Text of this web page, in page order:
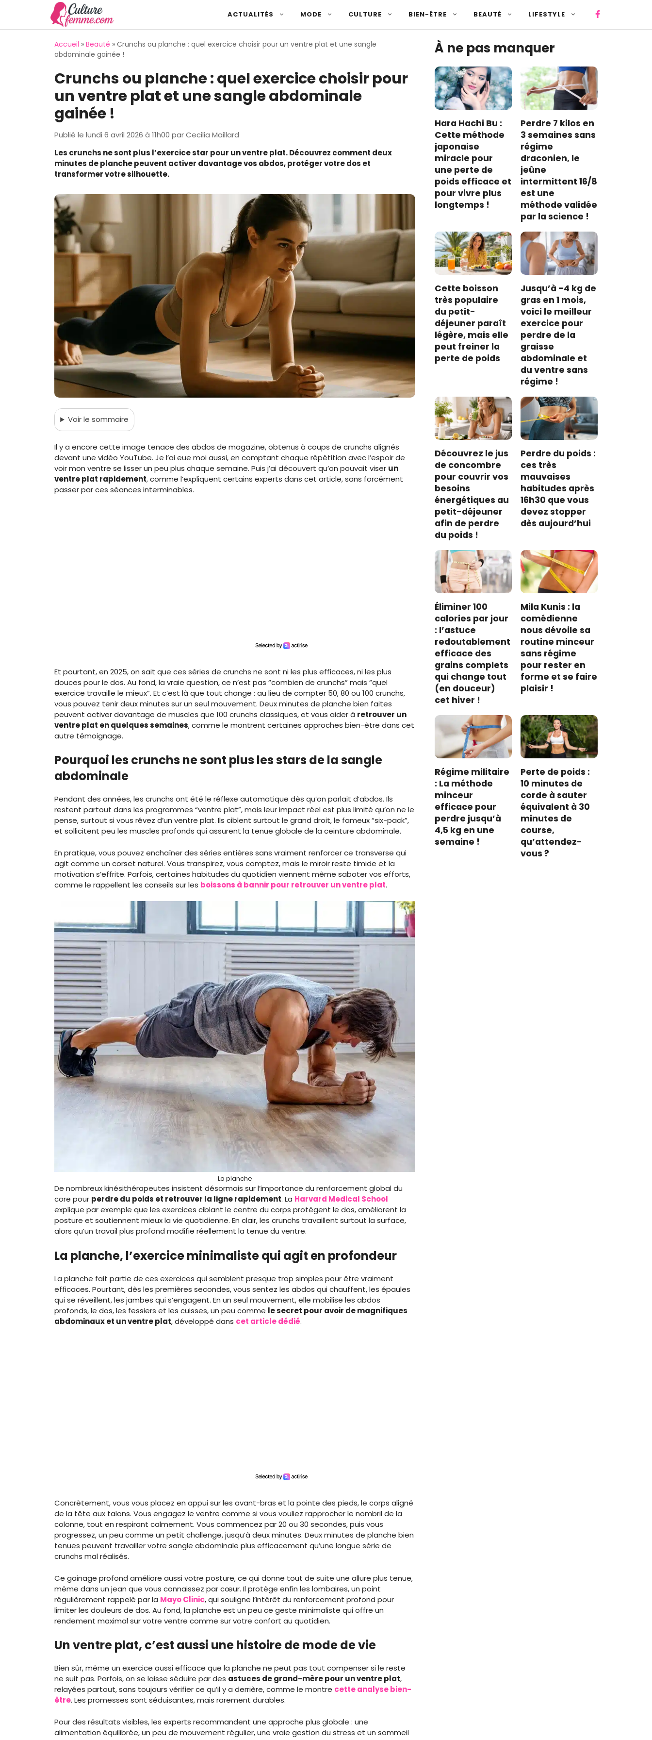
ACTUALITÉS MODE CULTURE BIEN-ÊTRE BEAUTÉ LIFESTYLE
Accueil » Beauté » Crunchs ou planche : quel exercice choisir pour un ventre plat et une sangle
abdominale gainée !
Crunchs ou planche : quel exercice choisir pour
un ventre plat et une sangle abdominale
gainée !
Publié le lundi 6 avril 2026 à 11h00 parCecilia Maillard
Les crunchs ne sont plus l’exercice star pour un ventre plat. Découvrez comment deux
minutes de planche peuvent activer davantage vos abdos, protéger votre dos et
transformer votre silhouette.
Voirle sommaire
Il y a encore cette image tenace des abdos de magazine, obtenus à coups de crunchs alignés
devant une vidéo YouTube. Je l’ai eue moi aussi, en comptant chaque répétition avec l’espoir de
voir mon ventre se lisser un peu plus chaque semaine. Puis j’ai découvert qu’on pouvait viser un
ventre plat rapidement, comme l’expliquent certains experts dans cet article, sans forcément
passer par ces séances interminables.
Et pourtant, en 2025, on sait que ces séries de crunchs ne sont ni les plus efficaces, ni les plus
douces pour le dos. Au fond, la vraie question, ce n’est pas “combien de crunchs” mais “quel
exercice travaille le mieux”. Et c’est là que tout change : au lieu de compter 50, 80 ou 100 crunchs,
vous pouvez tenir deux minutes sur un seul mouvement. Deux minutes de planche bien faites
peuvent activer davantage de muscles que 100 crunchs classiques, et vous aider à retrouver un
ventre plat en quelques semaines, comme le montrent certaines approches bien-être dans cet
autre témoignage.
Pourquoi les crunchs ne sont plus les stars de la sangle
abdominale
Pendant des années, les crunchs ont été le réflexe automatique dès qu’on parlait d’abdos. Ils
restent partout dans les programmes “ventre plat”, mais leur impact réel est plus limité qu’on ne le
pense, surtout si vous rêvez d’un ventre plat. Ils ciblent surtout le grand droit, le fameux “six-pack”,
et sollicitent peu les muscles profonds qui assurent la tenue globale de la ceinture abdominale.
En pratique, vous pouvez enchaîner des séries entières sans vraiment renforcer ce transverse qui
agit comme un corset naturel. Vous transpirez, vous comptez, mais le miroir reste timide et la
motivation s’effrite. Parfois, certaines habitudes du quotidien viennent même saboter vos efforts,
comme le rappellent les conseils sur les boissons à bannir pour retrouver un ventre plat.
La planche
De nombreux kinésithérapeutes insistent désormais sur l’importance du renforcement global du
core pour perdre du poids et retrouver la ligne rapidement. La Harvard Medical School
explique par exemple que les exercices ciblant le centre du corps protègent le dos, améliorent la
posture et soutiennent mieux la vie quotidienne. En clair, les crunchs travaillent surtout la surface,
alors qu’un travail plus profond modifie réellement la tenue du ventre.
La planche, l’exercice minimaliste qui agit en profondeur
La planche fait partie de ces exercices qui semblent presque trop simples pour être vraiment
efficaces. Pourtant, dès les premières secondes, vous sentez les abdos qui chauffent, les épaules
qui se réveillent, les jambes qui s’engagent. En un seul mouvement, elle mobilise les abdos
profonds, le dos, les fessiers et les cuisses, un peu comme le secret pour avoir de magnifiques
abdominaux et un ventre plat, développé dans cet article dédié.
Concrètement, vous vous placez en appui sur les avant-bras et la pointe des pieds, le corps aligné
de la tête aux talons. Vous engagez le ventre comme si vous vouliez rapprocher le nombril de la
colonne, tout en respirant calmement. Vous commencez par 20 ou 30 secondes, puis vous
progressez, un peu comme un petit challenge, jusqu’à deux minutes. Deux minutes de planche bien
tenues peuvent travailler votre sangle abdominale plus efficacement qu’une longue série de
crunchs mal réalisés.
Ce gainage profond améliore aussi votre posture, ce qui donne tout de suite une allure plus tenue,
même dans un jean que vous connaissez par cœur. Il protège enfin les lombaires, un point
régulièrement rappelé par la Mayo Clinic, qui souligne l’intérêt du renforcement profond pour
limiter les douleurs de dos. Au fond, la planche est un peu ce geste minimaliste qui offre un
rendement maximal sur votre ventre comme sur votre confort au quotidien.
Un ventre plat, c’est aussi une histoire de mode de vie
Bien sûr, même un exercice aussi efficace que la planche ne peut pas tout compenser si le reste
ne suit pas. Parfois, on se laisse séduire par des astuces de grand-mère pour un ventre plat,
relayées partout, sans toujours vérifier ce qu’il y a derrière, comme le montre cette analyse bien-
être. Les promesses sont séduisantes, mais rarement durables.
Pour des résultats visibles, les experts recommandent une approche plus globale : une
alimentation équilibrée, un peu de mouvement régulier, une vraie gestion du stress et un sommeil
À ne pas manquer
Hara Hachi Bu :
Cette méthode
japonaise
miracle pour
une perte de
poids efficace et
pour vivre plus
longtemps !
Perdre 7 kilos en
3 semaines sans
régime
draconien, le
jeûne
intermittent 16/8
est une
méthode validée
par la science !
Cette boisson
très populaire
du petit-
déjeuner paraît
légère, mais elle
peut freiner la
perte de poids
Jusqu’à -4 kg de
gras en 1 mois,
voici le meilleur
exercice pour
perdre de la
graisse
abdominale et
du ventre sans
régime !
Découvrez le jus
de concombre
pour couvrir vos
besoins
énergétiques au
petit-déjeuner
afin de perdre
du poids !
Perdre du poids :
ces très
mauvaises
habitudes après
16h30 que vous
devez stopper
dès aujourd’hui
Éliminer 100
calories par jour
: l’astuce
redoutablement
efficace des
grains complets
qui change tout
(en douceur)
cet hiver !
Mila Kunis : la
comédienne
nous dévoile sa
routine minceur
sans régime
pour rester en
forme et se faire
plaisir !
Régime militaire
: La méthode
minceur
efficace pour
perdre jusqu’à
4,5 kg en une
semaine !
Perte de poids :
10 minutes de
corde à sauter
équivalent à 30
minutes de
course,
qu’attendez-
vous ?